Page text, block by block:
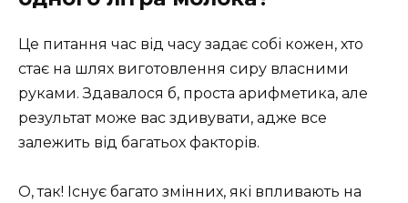
Це питання час від часу задає собі кожен, хто
стає на шлях виготовлення сиру власними
руками. Здавалося б, проста арифметика, але
результат може вас здивувати, адже все
залежить від багатьох факторів.
О, так! Існує багато змінних, які впливають на